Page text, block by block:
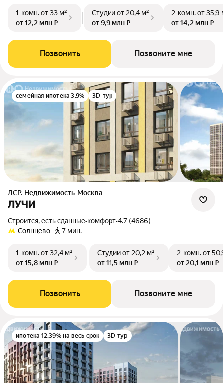
1-комн.от 33 м²
от 12,2 млн ₽
Студииот 20,4 м²
от 9,9 млн ₽
2-комн.от 35,9
от 14,2 млн ₽
Позвонить Позвоните мне
семейная ипотека 3.9% 3D-тур
ЛСР. Недвижимость-Москва
ЛУЧИ
Строится, есть сданные•комфорт•4.7 (4686)
Солнцево
7 мин.
1-комн.от 32,4 м²
от 15,8 млн ₽
Студииот 20,2 м²
от 11,5 млн ₽
2-комн.от
от 20,1 млн ₽
Позвонить Позвоните мне
ипотека 12.39% на весь срок 3D-тур